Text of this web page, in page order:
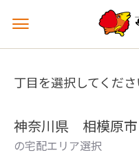
メ
ュ
を
丁目を選択してくだ
神奈川県 相模原
の宅配エリア選択